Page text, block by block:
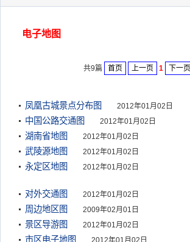
电子地图
共9篇 首页 上一页 1 下一页
凤凰古城景点分布图 2012年01月02日
中国公路交通图 2012年01月02日
湖南省地图 2012年01月02日
武陵源地图 2012年01月02日
永定区地图 2012年01月02日
对外交通图 2012年01月02日
周边地区图 2009年02月01日
景区导游图 2012年01月02日
市区电子地图 2012年01月02日